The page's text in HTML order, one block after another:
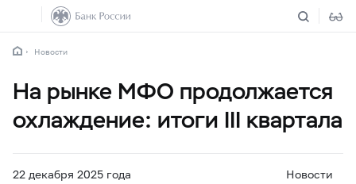
Новости
На рынке МФО продолжается
охлаждение: итоги III квартала
22 декабря 2025 года Новости